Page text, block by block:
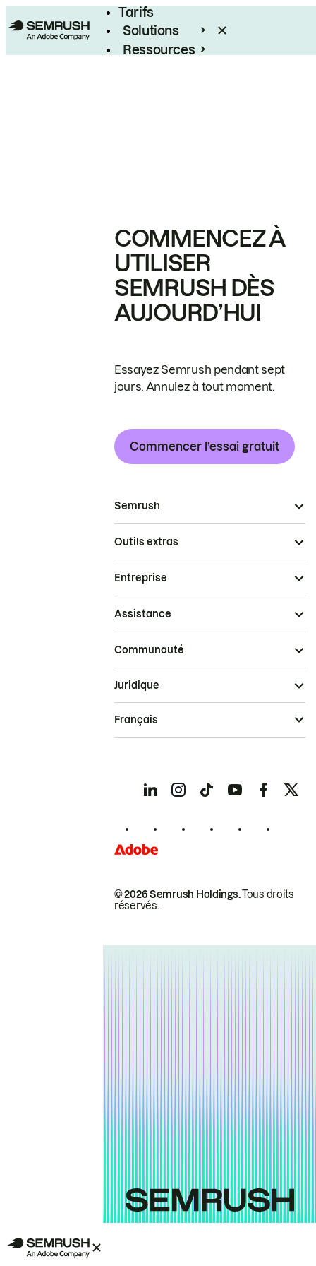
Tarifs
Solutions
Ressources
COMMENCEZ À
UTILISER
SEMRUSH DÈS
AUJOURD’HUI
Essayez Semrush pendant sept
jours. Annulez à tout moment.
Commencer l’essai gratuit
Semrush
Outils extras
Entreprise
Assistance
Communauté
© 2026 Semrush Holdings.Tous droits
réservés.
Juridique
Français